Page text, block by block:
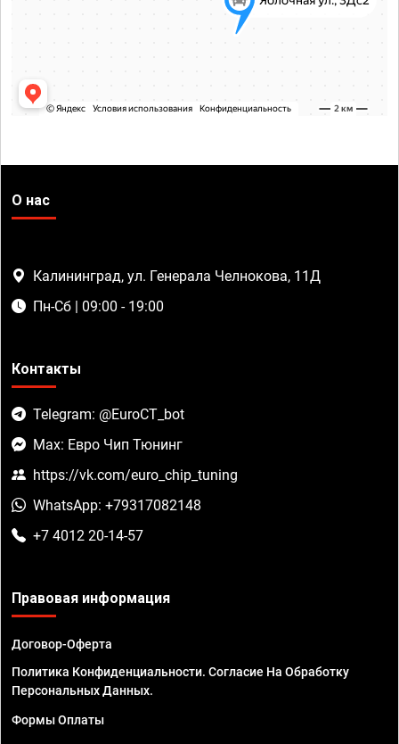
О нас
Калининград, ул. Генерала Челнокова, 11Д
Пн-Сб | 09:00 - 19:00
Контакты
Telegram: @EuroCT_bot
Max: Евро Чип Тюнинг
https://vk.com/euro_chip_tuning
WhatsApp: +79317082148
+7 4012 20-14-57
Правовая информация
Договор-Оферта
Политика Конфиденциальности. Согласие На Обработку
Персональных Данных.
Формы Оплаты